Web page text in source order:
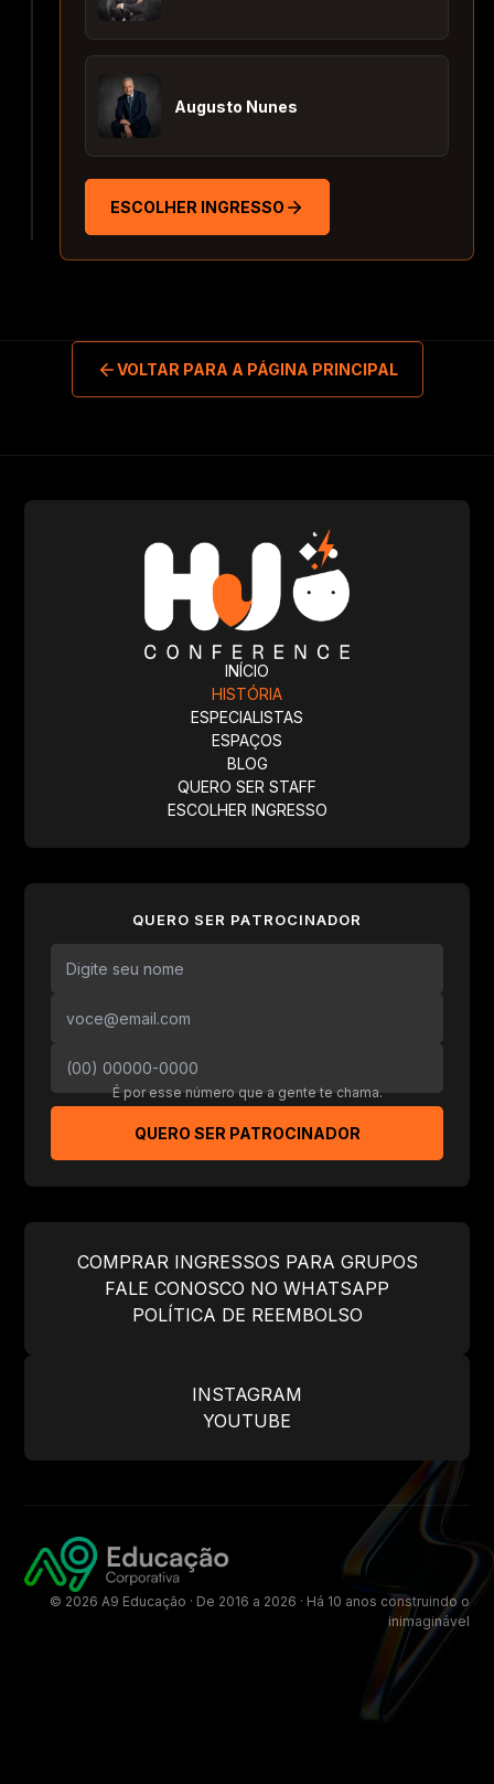
Augusto Nunes
ESCOLHER INGRESSO
VOLTAR PARA A PÁGINA PRINCIPAL
INÍCIO
HISTÓRIA
ESPECIALISTAS
ESPAÇOS
BLOG
QUERO SER STAFF
ESCOLHER INGRESSO
QUERO SER PATROCINADOR
É por esse número que a gente te chama.
QUERO SER PATROCINADOR
COMPRAR INGRESSOS PARA GRUPOS
FALE CONOSCO NO WHATSAPP
POLÍTICA DE REEMBOLSO
INSTAGRAM
YOUTUBE
© 2026 A9 Educação · De 2016 a 2026 · Há 10 anos construindo o
inimaginável